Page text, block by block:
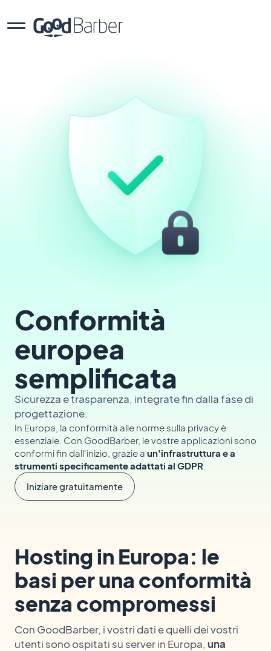
Conformità
europea
semplificata
Sicurezza e trasparenza, integrate fin dalla fase di
progettazione.
In Europa, la conformità alle norme sulla privacy è
essenziale. Con GoodBarber, le vostre applicazioni sono
conformi fin dall'inizio, grazie a un'infrastruttura e a
strumenti specificamente adattati al GDPR
Iniziare gratuitamente
Hosting in Europa: le
basi per una conformità
senza compromessi
Con GoodBarber, i vostri dati e quelli dei vostri
utenti sono ospitati su server in Europa, una